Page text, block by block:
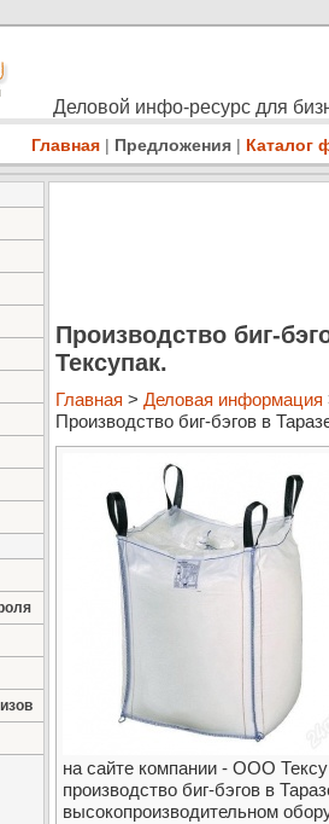
Деловой инфо-ресурс для
Главная | Предложения | Каталог
Производство биг-
Тексупак.
Главная > Деловая информация
Производство биг-бэгов в
на сайте компании - ООО
производство биг-бэгов в
высокопроизводительном